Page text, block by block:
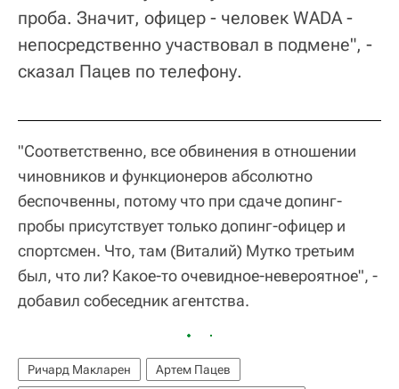
проба. Значит, офицер - человек WADA -
непосредственно участвовал в подмене", -
сказал Пацев по телефону.
"Соответственно, все обвинения в отношении
чиновников и функционеров абсолютно
беспочвенны, потому что при сдаче допинг-
пробы присутствует только допинг-офицер и
спортсмен. Что, там (Виталий) Мутко третьим
был, что ли? Какое-то очевидное-невероятное", -
добавил собеседник агентства.
Ричард Макларен
Артем Пацев